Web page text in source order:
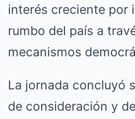
interés creciente por
rumbo del país a
mecanismos
La jornada concluyó
de consideración y